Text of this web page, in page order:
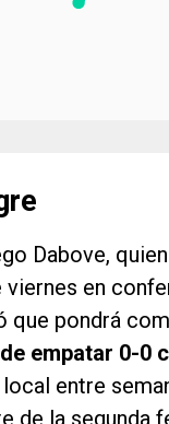
Dabove, quien
viernes en
que pondrá
empatar 0-0
entre
de la segunda